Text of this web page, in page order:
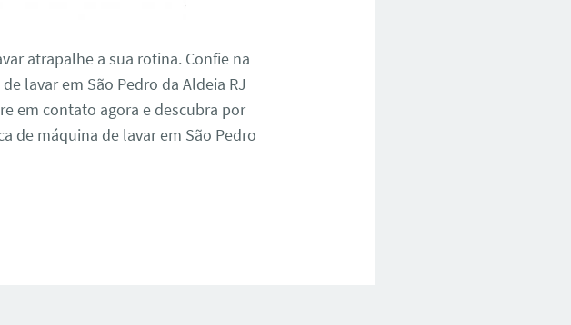
atrapalhe a sua rotina. Confie na
lavar em São Pedro da Aldeia RJ
em contato agora e descubra por
de máquina de lavar em São Pedro